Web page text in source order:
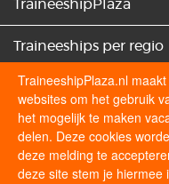
TraineeshipPlaza
Traineeships per regio
Traineeships
Sollicitatietips
TraineeshipPlaza.nl
websites om het gebruik
het mogelijk te maken
delen. Deze cookies
deze melding te
deze site stem je hiermee